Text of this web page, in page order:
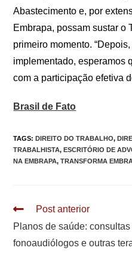
Abastecimento e, por
Embrapa, possam sustar o
primeiro momento.
implementado, esperamos
com a participação efetiva
Brasil de Fato
TAGS:DIREITO DO TRABALHO,
TRABALHISTA, ESCRITÓRIO DE
NA EMBRAPA, TRANSFORMA
Leia
artigos
Post anterior
Planos de saúde:
fonoaudiólogos e outras